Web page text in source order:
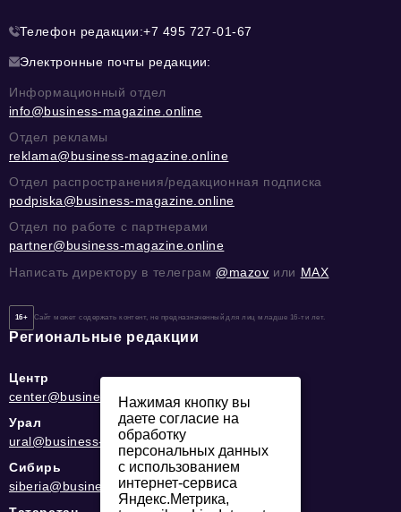
Телефон редакции:+7 495 727-01-67
Электронные почты редакции:
Информационный отдел
info@business-magazine.online
Отдел рекламы
reklama@business-magazine.online
Отдел распространения/редакционная подписка
podpiska@business-magazine.online
Отдел по работе с партнерами
partner@business-magazine.online
Написать директору в телеграм @mazov или MAX
16+ Сайт может содержать контент, не предназначенный для лиц младше 16-ти лет.
Региональные редакции
Центр
center@business-magazine.online
Урал
ural@business-magazine.online
Сибирь
siberia@business-magazine.online
Нажимая кнопку вы
даете согласие на
обработку
персональных данных
с использованием
интернет-сервиса
Яндекс.Метрика,